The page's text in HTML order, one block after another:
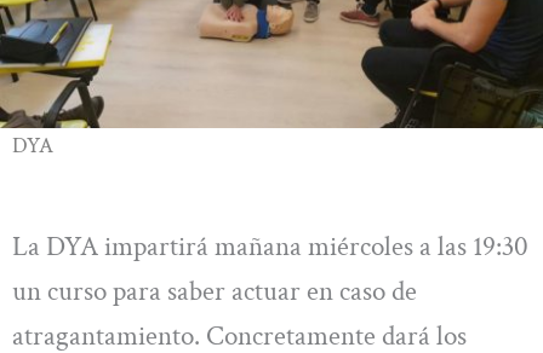
DYA
La DYA impartirá mañana miércoles a las 19:30
un curso para saber actuar en caso de
atragantamiento. Concretamente dará los